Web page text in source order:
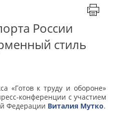
России
стиль
«Готов к труду и обороне»
конференции с участием
Федерации Виталия Мутко.